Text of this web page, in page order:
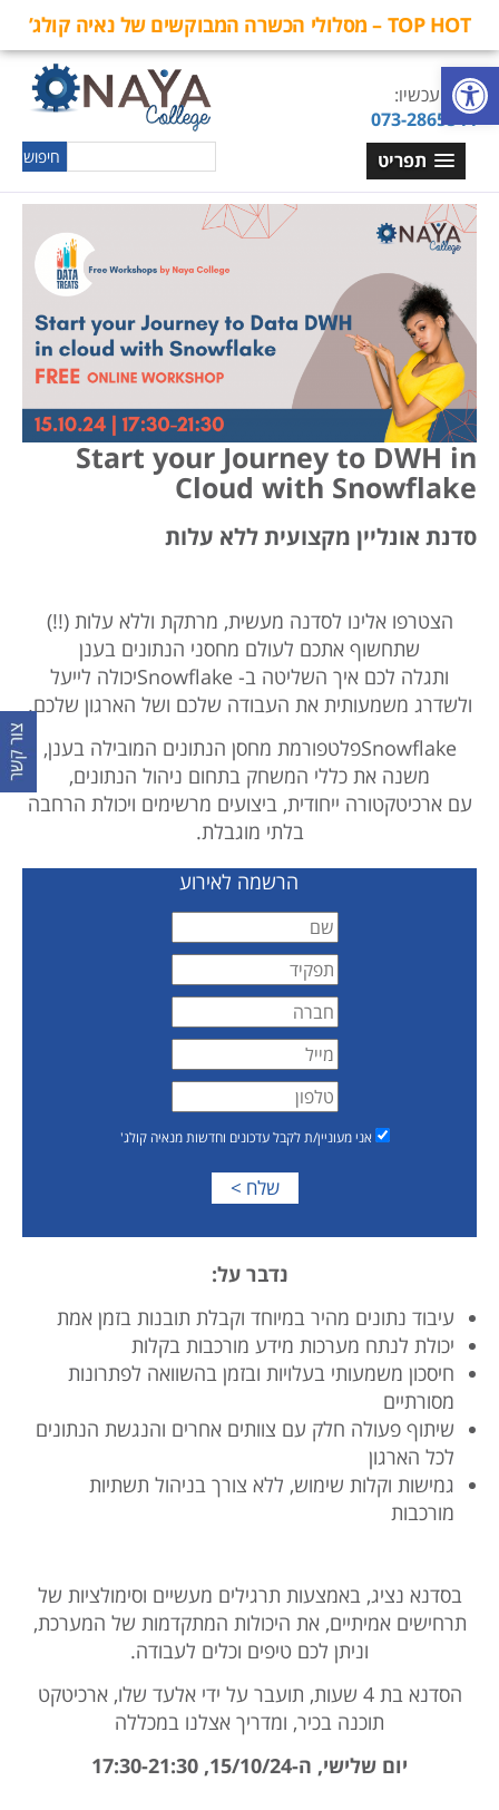
פתח סרגל נגישות
TOP HOT – מסלולי הכשרה המבוקשים של נאיה קולג’
חייגו עכשיו:
073-2865544
תפריט
Start your Journey to DWH in
Cloud with Snowflake
סדנת אונליין מקצועית ללא עלות
הצטרפו אלינו לסדנה מעשית, מרתקת וללא עלות (!!)
שתחשוף אתכם לעולם מחסני הנתונים בענן
ותגלה לכם איך השליטה ב- Snowflakeיכולה לייעל
ולשדרג משמעותית את העבודה שלכם ושל הארגון שלכם.
Snowflakeפלטפורמת מחסן הנתונים המובילה בענן,
משנה את כללי המשחק בתחום ניהול הנתונים,
עם ארכיטקטורה ייחודית, ביצועים מרשימים ויכולת הרחבה
בלתי מוגבלת.
הרשמה לאירוע
אני מעוניין/ת לקבל עדכונים וחדשות מנאיה קולג'
נדבר על:
עיבוד נתונים מהיר במיוחד וקבלת תובנות בזמן אמת
יכולת לנתח מערכות מידע מורכבות בקלות
חיסכון משמעותי בעלויות ובזמן בהשוואה לפתרונות
מסורתיים
שיתוף פעולה חלק עם צוותים אחרים והנגשת הנתונים
לכל הארגון
גמישות וקלות שימוש, ללא צורך בניהול תשתיות
מורכבות
בסדנא נציג, באמצעות תרגילים מעשיים וסימולציות של
תרחישים אמיתיים, את היכולות המתקדמות של המערכת,
וניתן לכם טיפים וכלים לעבודה.
הסדנא בת 4 שעות, תועבר על ידי אלעד שלו, ארכיטקט
תוכנה בכיר, ומדריך אצלנו במכללה
יום שלישי, ה-15/10/24
, 17:30-21:30